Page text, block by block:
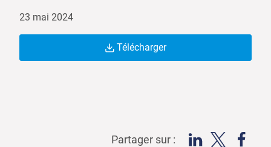
23 mai 2024
Télécharger
Partager sur :